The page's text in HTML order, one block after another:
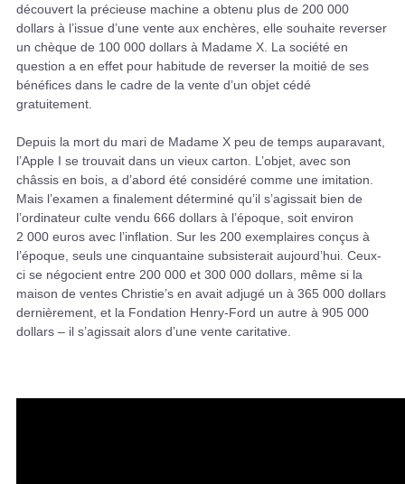
découvert la précieuse machine a obtenu plus de 200 000
dollars à l’issue d’une vente aux enchères, elle souhaite reverser
un chèque de 100 000 dollars à Madame X. La société en
question a en effet pour habitude de reverser la moitié de ses
bénéfices dans le cadre de la vente d’un objet cédé
gratuitement.
Depuis la mort du mari de Madame X peu de temps auparavant,
l’Apple I se trouvait dans un vieux carton. L’objet, avec son
châssis en bois, a d’abord été considéré comme une imitation.
Mais l’examen a finalement déterminé qu’il s’agissait bien de
l’ordinateur culte vendu 666 dollars à l’époque, soit environ
2 000 euros avec l’inflation. Sur les 200 exemplaires conçus à
l’époque, seuls une cinquantaine subsisterait aujourd’hui. Ceux-
ci se négocient entre 200 000 et 300 000 dollars, même si la
maison de ventes Christie’s en avait adjugé un à 365 000 dollars
dernièrement, et la Fondation Henry-Ford un autre à 905 000
dollars – il s’agissait alors d’une vente caritative.